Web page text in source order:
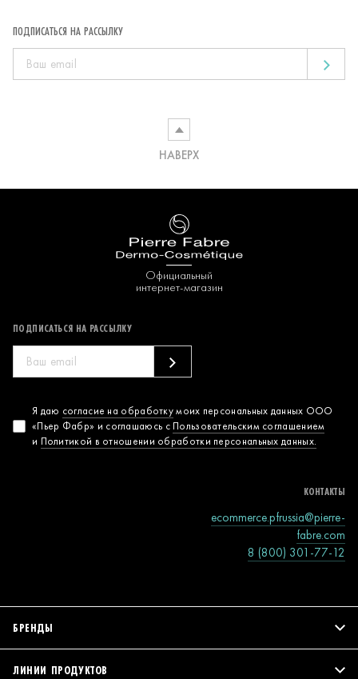
ПОДПИСАТЬСЯ НА РАССЫЛКУ
НАВЕРХ
ПОДПИСАТЬСЯ НА РАССЫЛКУ
Согласие на
обработку
персональных
Я даю согласие на обработкумоих персональных данных ООО
«Пьер Фабр» и соглашаюсь с Пользовательским соглашением
и Политикой в отношении обработки персональных данных.
Официальный
интернет-магазин
КОНТАКТЫ
ecommerce.pfrussia@pierre-
fabre.com
8 (800) 301-77-12
БРЕНДЫ
ЛИНИИ ПРОДУКТОВ